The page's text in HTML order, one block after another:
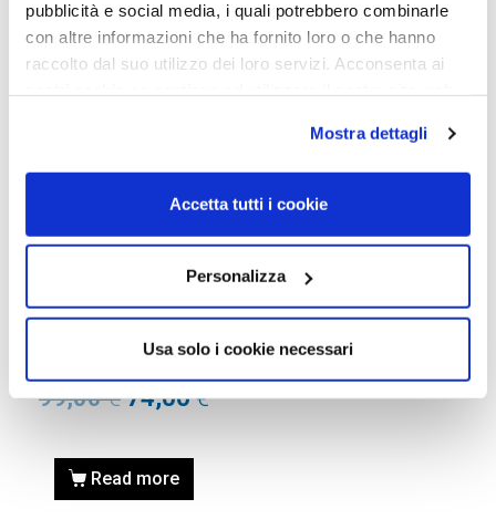
pubblicità e social media, i quali potrebbero combinarle
con altre informazioni che ha fornito loro o che hanno
raccolto dal suo utilizzo dei loro servizi. Acconsenta ai
Mostra dettagli
Accetta tutti i cookie
Personalizza
Usa solo i cookie necessari
Sold out
OCCHIALI DA SOLE
OCCHIALE DA SOLE GUESS
GU7530 54 90X – blu luc /
blu specchiato
99,00€ 74,00€
Read more